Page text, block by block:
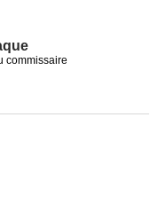
commissaire